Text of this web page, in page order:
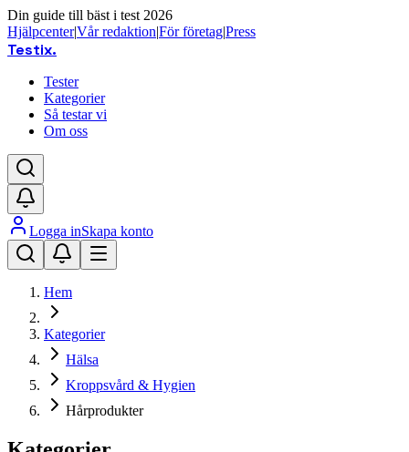
Din guide till bäst i test 2026
Hjälpcenter|Vår redaktion|För företag|Press
Testix.
Tester
Kategorier
Så testar vi
Om oss
Logga inSkapa konto
Hem
Kategorier
Hälsa
Kroppsvård & Hygien
Hårprodukter